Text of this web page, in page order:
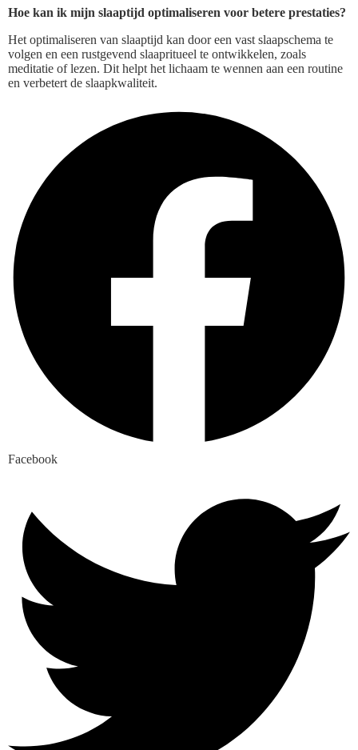
Hoe kan ik mijn slaaptijd optimaliseren voor betere prestaties?
Het optimaliseren van slaaptijd kan door een vast slaapschema te
volgen en een rustgevend slaapritueel te ontwikkelen, zoals
meditatie of lezen. Dit helpt het lichaam te wennen aan een routine
en verbetert de slaapkwaliteit.
Facebook